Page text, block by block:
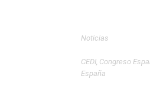
Noticias
CEDI Congreso
España